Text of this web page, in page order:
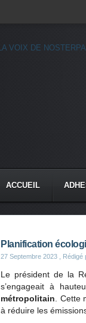
ACCUEIL
Planification
27 Septembre 2023 ,
Le président de la
s’engageait à
métropolitain .
à réduire les